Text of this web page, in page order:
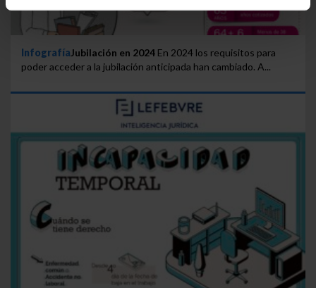
en la web sea óptima
Puedesaceptar solo las esenciales para denegar
También puedesconfigurar las cookies y
seleccionar solo aquellas que quieras permitir en tu
navegador. Si no seleccionas ninguna utilizaremos
las que sean indispensables para la navegación.
Saber más acerca de las cookies
InfografíaJubilación en 2024 En 2024 los requisitos para
poder acceder a la jubilación anticipada han cambiado. A...